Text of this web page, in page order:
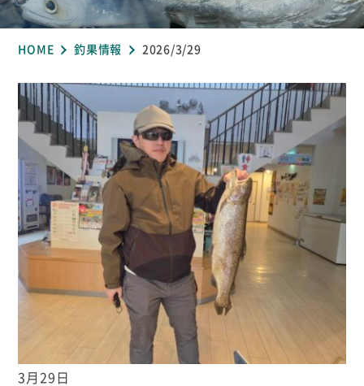
HOME 釣果情報 2026/3/29
3月29日